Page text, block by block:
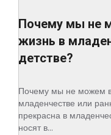
Почему мы не
жизнь в
детстве?
Почему мы не можем
младенчестве или
прекрасна в
носят в...